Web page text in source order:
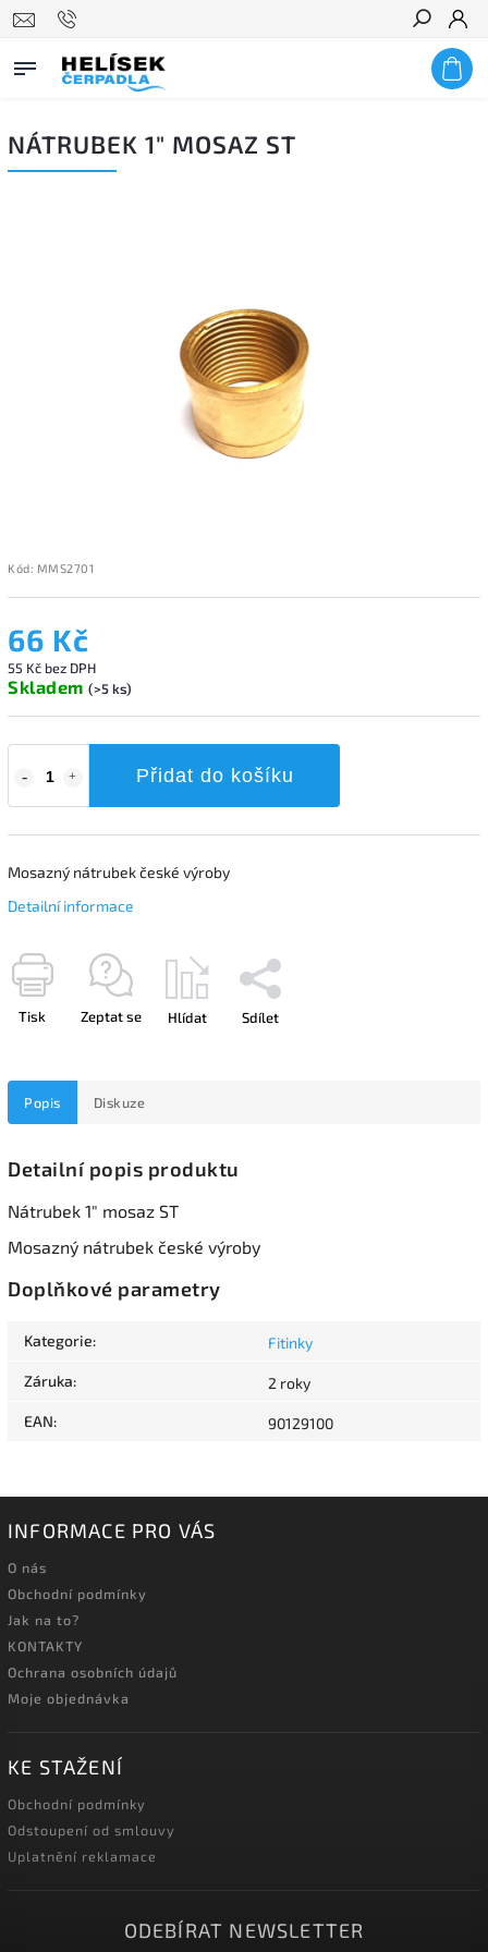
Hledat
NÁTRUBEK 1" MOSAZ ST
Kód: MMS2701
66 Kč
55 Kč bez DPH
Skladem (>5 ks)
Přidat do košíku
Mosazný nátrubek české výroby
Detailní informace
Tisk Zeptat se Hlídat Sdílet
Popis Diskuze
Detailní popis produktu
Nátrubek 1" mosaz ST
Mosazný nátrubek české výroby
Doplňkové parametry
Kategorie: Fitinky
Záruka: 2 roky
EAN: 90129100
INFORMACE PRO VÁS
O nás
Obchodní podmínky
Jak na to?
KONTAKTY
Ochrana osobních údajů
Moje objednávka
KE STAŽENÍ
Obchodní podmínky
Odstoupení od smlouvy
Uplatnění reklamace
ODEBÍRAT NEWSLETTER